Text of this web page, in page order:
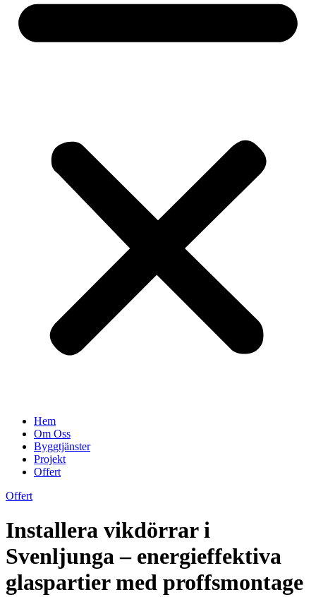
Hem
Om Oss
Byggtjänster
Projekt
Offert
Offert
Installera vikdörrar i
Svenljunga – energieffektiva
glaspartier med proffsmontage